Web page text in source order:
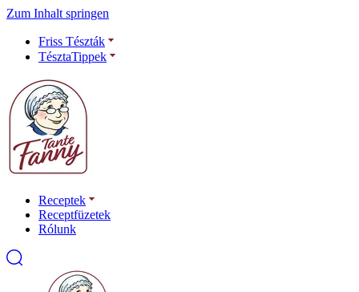
Zum Inhalt springen
Friss Tészták
TésztaTippek
Receptek
Receptfüzetek
Rólunk